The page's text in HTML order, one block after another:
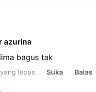
azurina
bagus tak
lepas Suka Balas